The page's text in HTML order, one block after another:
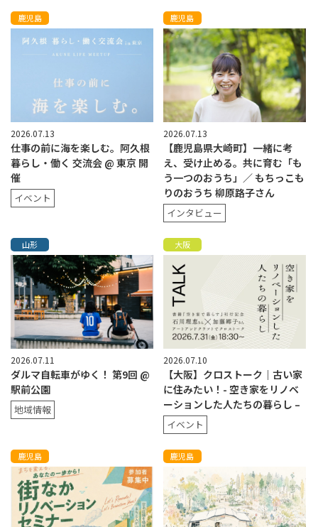
鹿児島
2026.07.13
仕事の前に海を楽しむ。阿久根
暮らし・働く 交流会 @ 東京 開
催
イベント
鹿児島
2026.07.13
【鹿児島県大崎町】一緒に考
え、受け止める。共に育む「も
う一つのおうち」／ もちっこも
りのおうち 柳原路子さん
インタビュー
山形
2026.07.11
ダルマ自転車がゆく！ 第9回 @
駅前公園
地域情報
大阪
2026.07.10
【大阪】クロストーク｜古い家
に住みたい！- 空き家をリノベ
ーションした人たちの暮らし –
イベント
鹿児島 鹿児島